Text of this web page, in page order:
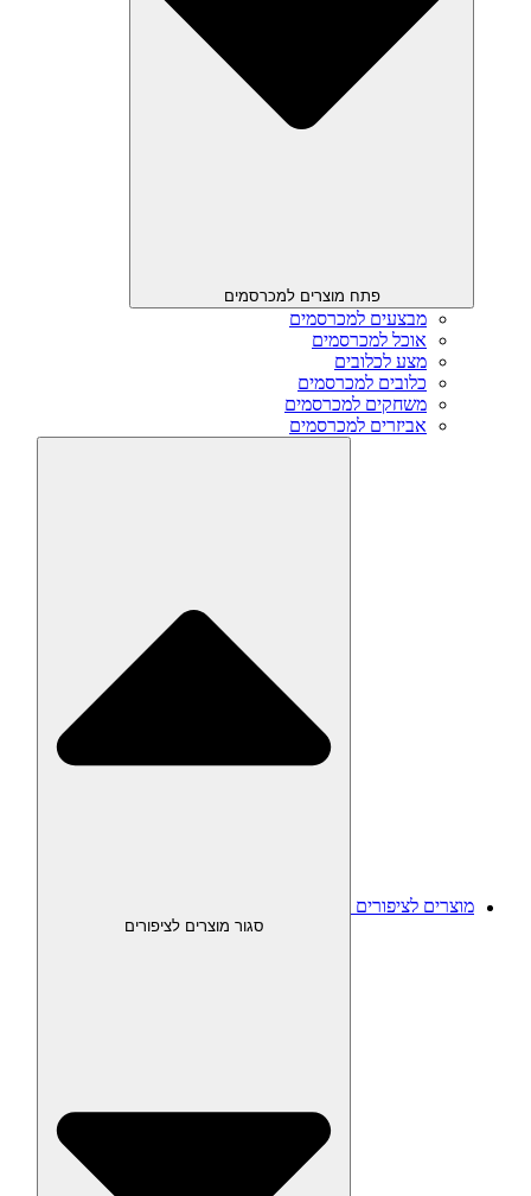
פתח מוצרים למכרסמים
מבצעים למכרסמים
אוכל למכרסמים
מצע לכלובים
כלובים למכרסמים
משחקים למכרסמים
אביזרים למכרסמים
מוצרים לציפורים
סגור מוצרים לציפורים